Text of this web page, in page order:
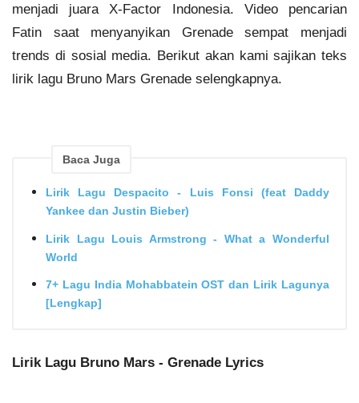
menjadi juara X-Factor Indonesia. Video pencarian
Fatin saat menyanyikan Grenade sempat menjadi
trends di sosial media. Berikut akan kami sajikan teks
lirik lagu Bruno Mars Grenade selengkapnya.
Baca Juga
Lirik Lagu Despacito - Luis Fonsi (feat Daddy
Yankee dan Justin Bieber)
Lirik Lagu Louis Armstrong - What a Wonderful
World
7+ Lagu India Mohabbatein OST dan Lirik Lagunya
[Lengkap]
Lirik Lagu Bruno Mars - Grenade Lyrics